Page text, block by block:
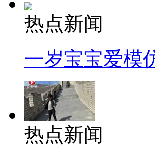
热点新闻
一岁宝宝爱模
热点新闻